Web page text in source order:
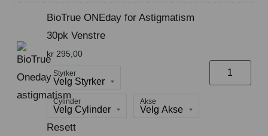
BioTrue ONEday for Astigmatism
30pk Venstre
kr 295,00
Styrker
Cylinder Akse
Resett